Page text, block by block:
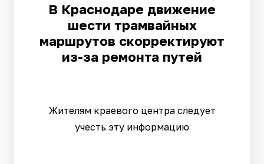
В Краснодаре движение
шести трамвайных
маршрутов скорректируют
из-за ремонта путей
Жителям краевого центра следует
учесть эту информацию